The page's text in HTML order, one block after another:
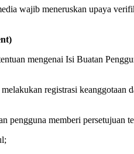
wajib meneruskan upaya
mengenai Isi Buatan
registrasi
pengguna memberi persetujuan